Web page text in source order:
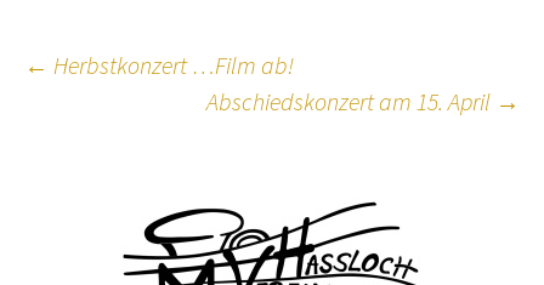
Beitragsnavigation
← Herbstkonzert …Film ab!
Abschiedskonzert am 15. April →